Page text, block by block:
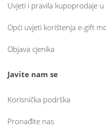
Uvjeti i pravila kupoprodaje
Opći uvjeti korištenja e-gift
Objava cjenika
Javite nam se
Korisnička podrška
Pronađite nas